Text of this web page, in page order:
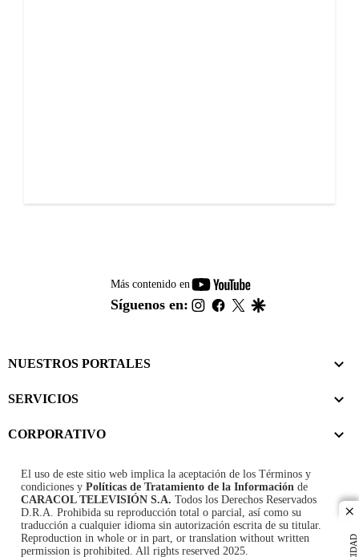
Más contenido en
youtube-
footer
Síguenos en: instagram
facebook
twitter
NUESTROS PORTALES
SERVICIOS
CORPORATIVO
El uso de este sitio web implica la aceptación de los Términos y
condiciones y Políticas de Tratamiento de la Información de
CARACOL TELEVISIÓN S.A. Todos los Derechos Reservados
D.R.A. Prohibida su reproducción total o parcial, así como su
traducción a cualquier idioma sin autorización escrita de su titular.
Reproduction in whole or in part, or translation without written
permission is prohibited. All rights reserved 2025.